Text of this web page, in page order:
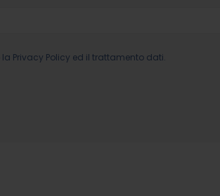
la Privacy Policy ed il trattamento dati.